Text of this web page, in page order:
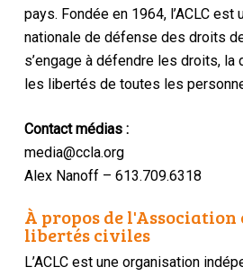
pays. Fondée en 1964, l’ACLC est
nationale de défense des droits
s’engage à défendre les droits, la
les libertés de toutes les
Contact médias :
media@ccla.org
Alex Nanoff – 613.709.6318
À propos de l'Association
libertés civiles
L’ACLC est une organisation